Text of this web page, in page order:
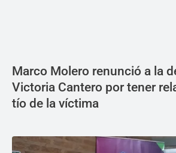
Marco Molero renunció a la
Victoria Cantero por tener
tío de la víctima